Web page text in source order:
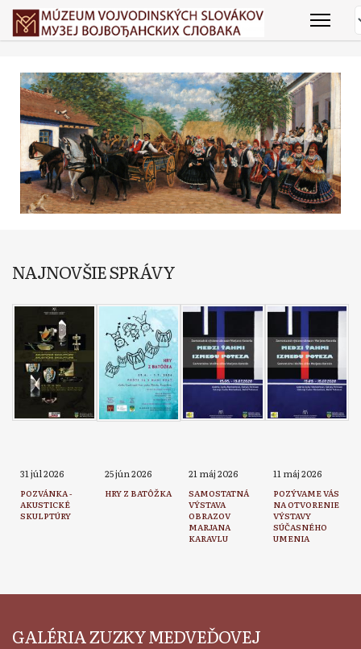
NAJNOVŠIE SPRÁVY
31 júl 2026
POZVÁNKA -
AKUSTICKÉ
SKULPTÚRY
25 jún 2026
HRY Z BATÔŽKA
21 máj 2026
SAMOSTATNÁ
VÝSTAVA
OBRAZOV
MARJANA
KARAVLU
11 máj 2026
POZÝVAME VÁS
NA OTVORENIE
VÝSTAVY
SÚČASNÉHO
UMENIA
GALÉRIA ZUZKY MEDVEĎOVEJ